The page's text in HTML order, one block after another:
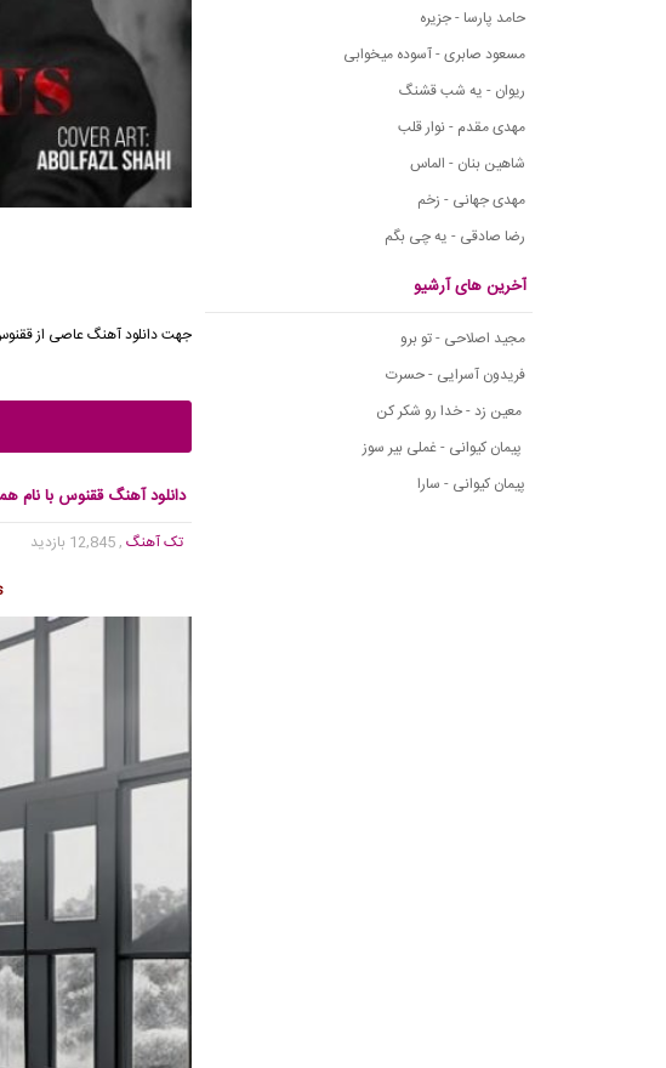
حامد پارسا - جزیره
مسعود صابری - آسوده میخوابی
ریوان - یه شب قشنگ
مهدی مقدم - نوار قلب
شاهین بنان - الماس
مهدی جهانی - زخم
رضا صادقی - یه چی بگم
آخرین های آرشیو
مجید اصلاحی - تو برو
فریدون آسرایی - حسرت
معین زد - خدا رو شکر کن
پیمان کیوانی - غملی بیر سوز
پیمان کیوانی - سارا
دانلود آهنگ ققنوس با نام
تک آهنگ, 12,845 بازدید